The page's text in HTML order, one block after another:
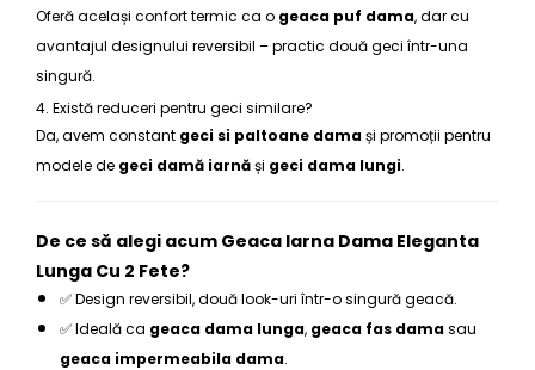
Oferă același confort termic ca o geaca puf dama, dar cu
avantajul designului reversibil – practic două geci într-una
singură.
4. Există reduceri pentru geci similare?
Da, avem constant geci si paltoane damași promoții pentru
modele de geci damă iarnăși geci dama lungi.
De ce să alegi acum Geaca Iarna Dama Eleganta
Lunga Cu 2 Fete?
✅ Design reversibil, două look-uri într-o singură geacă.
✅ Ideală ca geaca dama lunga, geaca fas damasau
geaca impermeabila dama.